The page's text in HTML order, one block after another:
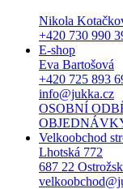
Nikola
+420 730 990
E-shop
Eva Bartošová
+420 725 893
info@jukka.cz
OSOBNÍ
Velkoobchod
Lhotská 772
687 22